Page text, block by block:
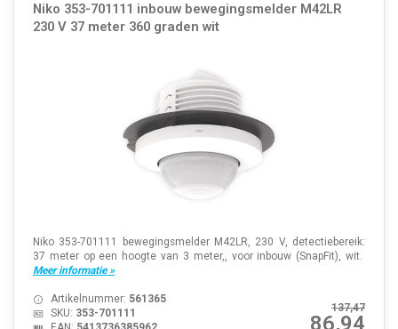
Niko 353-701111 inbouw bewegingsmelder M42LR
230 V 37 meter 360 graden wit
Niko 353-701111 bewegingsmelder M42LR, 230 V, detectiebereik:
37 meter op een hoogte van 3 meter,, voor inbouw (SnapFit), wit.
Meer informatie »
137,47
86,94
Artikelnummer: 561365
SKU: 353-701111